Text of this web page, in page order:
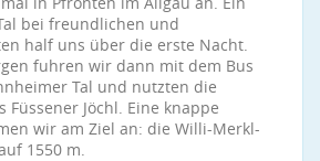
bei freundlichen und
half uns über die erste Nacht.
fuhren wir dann mit dem Bus
Tal und nutzten die
Füssener Jöchl. Eine knappe
wir am Ziel an: die Willi-Merkl-
1550 m.